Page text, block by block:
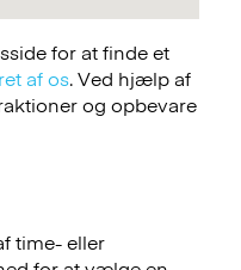
for at finde et
af os. Ved hjælp af
og opbevare
time- eller